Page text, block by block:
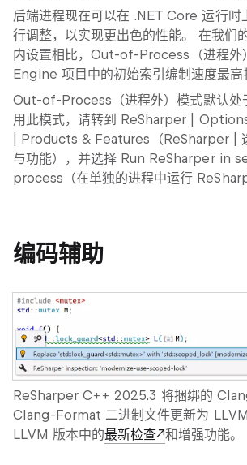
后端进程现在可以在 .NET Core 运行时
行调整，以实现更出色的性能。 在我们
内设置相比，Out-of-Process （进程
Engine 项目中的初始索引编制速度最高
Out-of-Process （进程外）模式默认
用此模式，请转到 ReSharper
Products & Features （ReSharper |
与功能），并选择 Run ReSharper in
process （在单独的进程中运行
编码辅助
ReSharper C++ 2025.3 将捆绑的
Clang-Format 二进制文件更新为
LLVM 版本中的最新检查 和增强功能。